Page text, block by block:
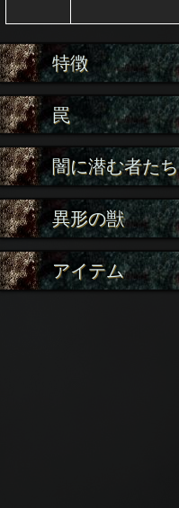
特徴
罠
闇に潜む者たち
異形の獣
アイテム